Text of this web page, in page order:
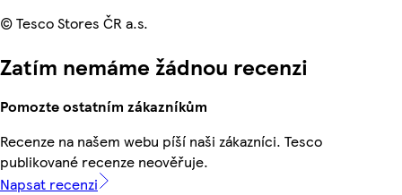
© Tesco Stores ČR a.s.
Zatím nemáme žádnou recenzi
Pomozte ostatním zákazníkům
Recenze na našem webu píší naši zákazníci. Tesco
publikované recenze neověřuje.
Napsat recenzi